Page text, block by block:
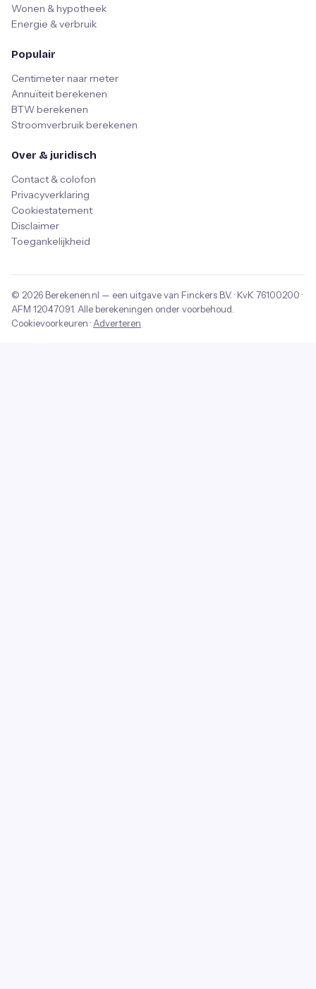
Wonen & hypotheek
Energie & verbruik
Populair
Centimeter naar meter
Annuïteit berekenen
BTW berekenen
Stroomverbruik berekenen
Over & juridisch
Contact & colofon
Privacyverklaring
Cookiestatement
Disclaimer
Toegankelijkheid
© 2026 Berekenen.nl — een uitgave van Finckers B.V. · KvK 76100200 ·
AFM 12047091 . Alle berekeningen onder voorbehoud.
Cookievoorkeuren · Adverteren